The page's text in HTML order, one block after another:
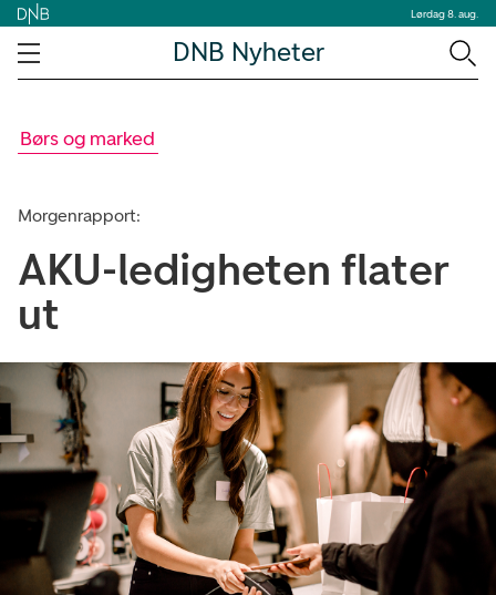
Lørdag 8. aug.
DNB Nyheter
Børs og marked
Morgenrapport:
AKU-ledigheten flater
ut